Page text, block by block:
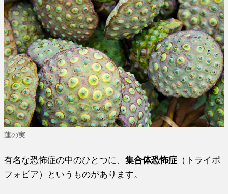
蓮の実
有名な恐怖症の中のひとつに、集合体恐怖症 （トライポ
フォビア）というものがあります。